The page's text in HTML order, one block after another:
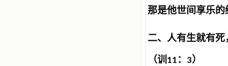
那是他世间享乐
二、人有生就有
（训 11 ： 3）